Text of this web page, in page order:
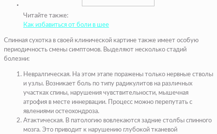
Читайте также:
Как избавиться от боли в шее
Спинная сухотка в своей клинической картине также имеет особую
периодичность смены симптомов. Выделяют несколько стадий
болезни:
Невралгическая. На этом этапе поражены только нервные стволы
и узлы. Возникает боль по типу радикулитов на различных
участках спины, нарушения чувствительности, мышечная
атрофия в месте иннервации. Процесс можно перепутать с
явлениями остеохондроза.
Атактическая. В патологию вовлекаются задние столбы спинного
мозга. Это приводит к нарушению глубокой тканевой